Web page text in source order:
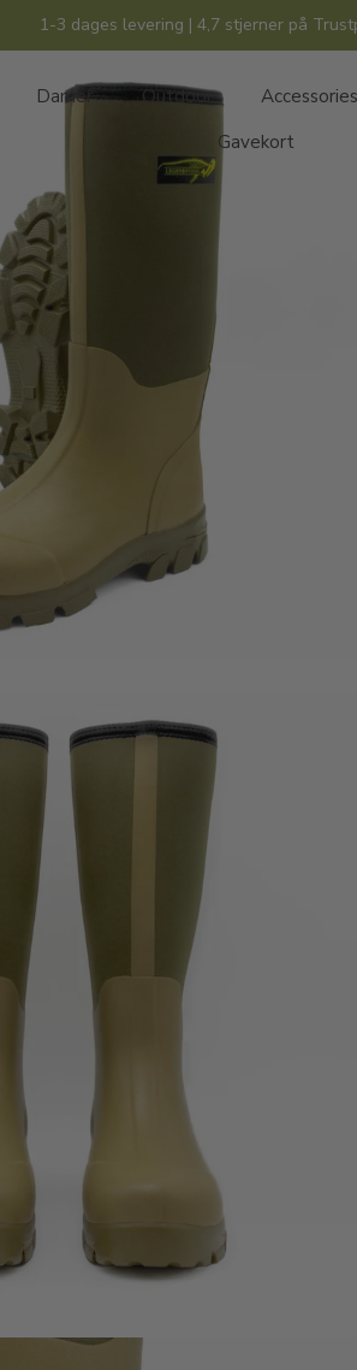
1-3 dages levering | 4,7 stjerner på
Damer Outdoor Accessories
Gavekort